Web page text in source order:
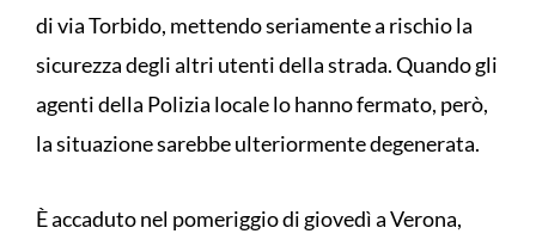
di via Torbido, mettendo seriamente a rischio la
sicurezza degli altri utenti della strada. Quando gli
agenti della Polizia locale lo hanno fermato, però,
la situazione sarebbe ulteriormente degenerata.
È accaduto nel pomeriggio di giovedì a Verona,